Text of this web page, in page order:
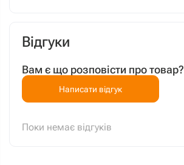
Відгуки
Вам є що розповісти про товар?
Написати відгук
Поки немає відгуків